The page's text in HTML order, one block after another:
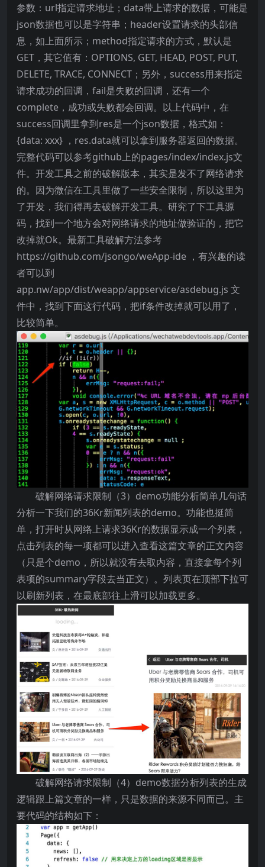
参数：url指定请求地址；data带上请求的数据，可能是
json数据也可以是字符串；header设置请求的头部信
息，如上面所示；method指定请求的方式，默认是
GET，其它值有：OPTIONS, GET, HEAD, POST, PUT,
DELETE, TRACE, CONNECT；另外，success用来指定
请求成功的回调，fail是失败的回调，还有一个
complete，成功或失败都会回调。以上代码中，在
success回调里拿到res是一个json数据，格式如：
{data: xxx} ，res.data就可以拿到服务器返回的数据。
完整代码可以参考github上的pages/index/index.js文
件。开发工具之前的破解版本，其实是发不了网络请求
的。因为微信在工具里做了一些安全限制，所以这里为
了开发，我们得再去破解开发工具。研究了下工具源
码，找到一个地方会对网络请求的地址做验证的，把它
改掉就Ok。最新工具破解方法参考
https://github.com/jsongo/weApp-ide ，有兴趣的读
者可以到
app.nw/app/dist/weapp/appservice/asdebug.js 文
件中，找到下面这行代码，把if条件改掉就可以用了，
比较简单。
破解网络请求限制（3）demo功能分析简单几句话
分析一下我们的36Kr新闻列表的demo。功能也挺简
单，打开时从网络上请求36Kr的数据显示成一个列表，
点击列表的每一项都可以进入查看这篇文章的正文内容
（只是个demo，所以就没有去取内容，直接拿每个列
表项的summary字段去当正文）。列表页在顶部下拉可
以刷新列表，在最底部往上滑可以加载更多。
破解网络请求限制（4）demo数据分析列表的生成
逻辑跟上篇文章的一样，只是数据的来源不同而已。主
要代码的结构如下：